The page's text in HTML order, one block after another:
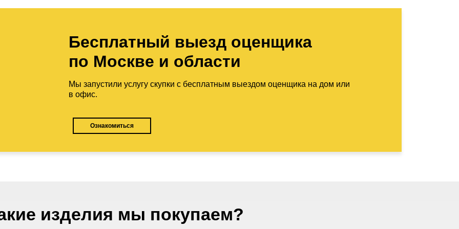
Бесплатный выезд оценщика
по Москве и области
Мы запустили услугу скупки с бесплатным выездом оценщика на дом или
в офис.
Ознакомиться
изделия мы покупаем?